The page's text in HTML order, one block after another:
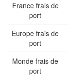
France frais de
port
Europe frais de
port
Monde frais de
port